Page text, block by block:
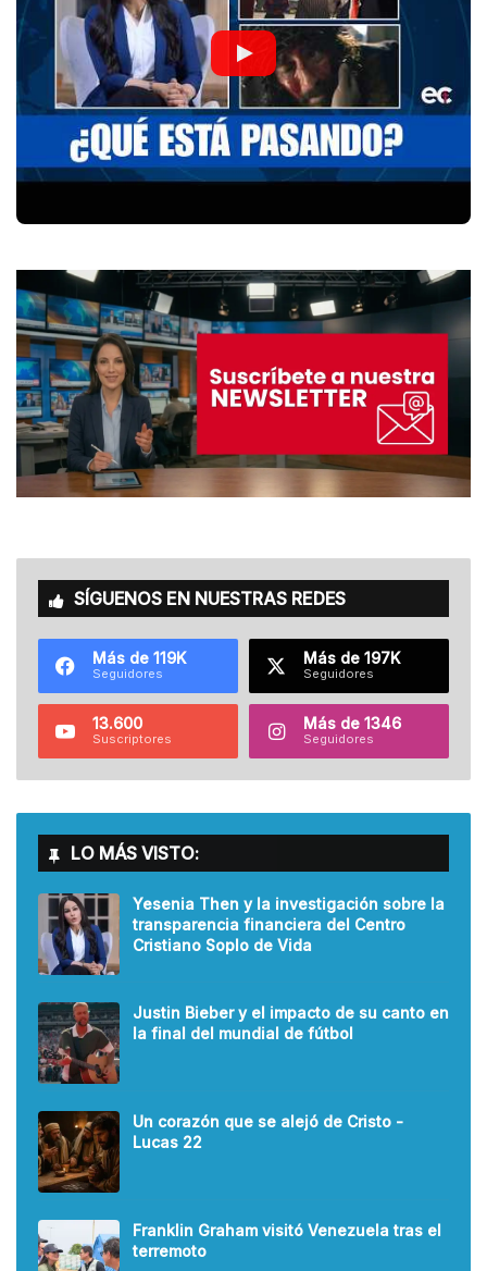
SÍGUENOS EN NUESTRAS REDES
Más de 119K
Seguidores
Más de 197K
Seguidores
13.600
Suscriptores
Más de 1346
Seguidores
LO MÁS VISTO:
Yesenia Then y la investigación sobre la
transparencia financiera del Centro
Cristiano Soplo de Vida
Justin Bieber y el impacto de su canto en
la final del mundial de fútbol
Un corazón que se alejó de Cristo -
Lucas 22
Franklin Graham visitó Venezuela tras el
terremoto